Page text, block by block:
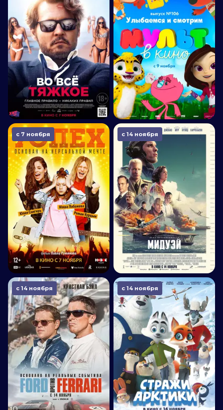
с 7 ноября с 14 ноября
с 14 ноября с 14 ноября